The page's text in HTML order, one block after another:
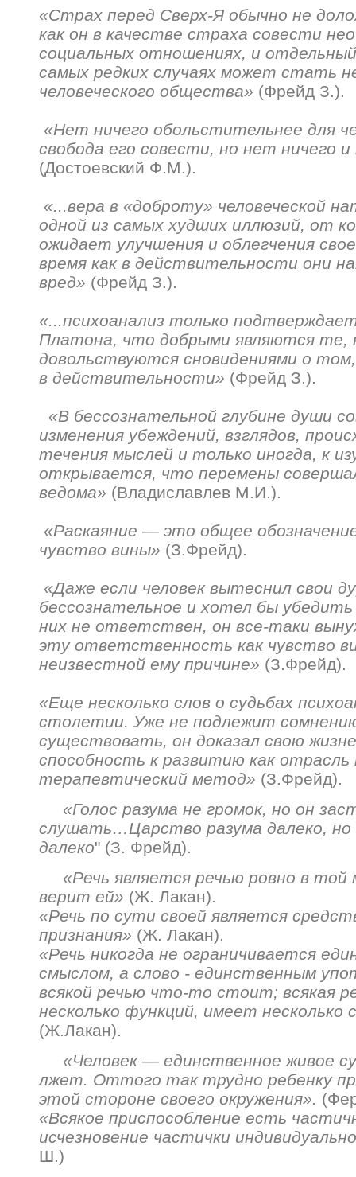
«Страх перед Сверх-Я обычно не
как он в качестве страха совести
социальных отношениях, и
самых редких случаях может стать
человеческого общества» (Фрейд З.).
«Нет ничего обольстительнее для
свобода его совести, но нет ничего
(Достоевский Ф.М.).
«...вера в «доброту» человеческой
одной из самых худших иллюзий, от
ожидает улучшения и облегчения
время как в действительности они
вред» (Фрейд З.).
«...психоанализ только
Платона, что добрыми являются те,
довольствуются сновидениями о
в действительности» (Фрейд З.).
«В бессознательной глубине души
изменения убеждений, взглядов,
течения мыслей и только иногда, к
открывается, что перемены
ведома» (Владиславлев М.И.).
«Раскаяние — это общее
чувство вины» (З.Фрейд).
«Даже если человек вытеснил свои
бессознательное и хотел бы
них не ответствен, он все-таки
эту ответственность как чувство
неизвестной ему причине» (З.Фрейд).
«Еще несколько слов о судьбах
столетии. Уже не подлежит
существовать, он доказал свою
способность к развитию как отрасль
терапевтический метод» (З.Фрейд).
«Голос разума не громок, но он
слушать…Царство разума далеко, но
далеко" (З. Фрейд).
«Речь является речью ровно в той
верит ей» (Ж. Лакан).
«Речь по сути своей является
признания» (Ж. Лакан).
«Речь никогда не ограничивается
смыслом, а слово - единственным
всякой речью что-то стоит; всякая
несколько функций, имеет несколько
(Ж.Лакан).
«Человек — единственное живое
лжет. Оттого так трудно ребенку
этой стороне своего окружения».
«Всякое приспособление есть
исчезновение частички
Ш.)